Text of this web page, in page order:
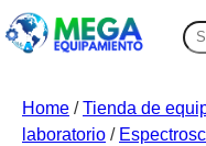
for:
Home /Tienda de
laboratorio /